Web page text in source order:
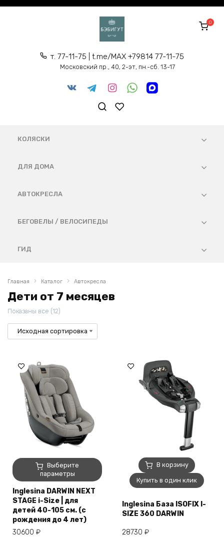
Перейти
т. 77-11-75 | t.me/MAX +79814 77-11-75
Московский пр., 40, 2-эт, пн.-сб. 13-17
0
КОЛЯСКИ
ДЛЯ ДОМА
АВТОКРЕСЛА
БЕГОВЕЛЫ / ВЕЛОСИПЕДЫ
ГИД
Главная Каталог Автокресла
Дети от 7 месяцев
Показаны все (12)
Выберите
параметры
Этот
товар
имеет
несколько
вариаций.
Опции
можно
Inglesina DARWIN NEXT
STAGE i-Size | для
детей 40-105 см. (с
рождения до 4 лет)
30600 ₽
В корзину
Купить в один клик
Inglesina База ISOFIX I-
SIZE 360 DARWIN
28730 ₽